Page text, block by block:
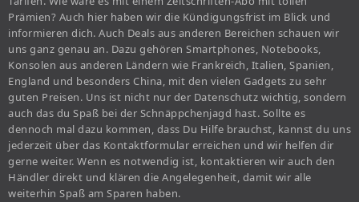
Prämien? Auch hier haben wir die Kündigungsfrist im Blick und
informieren dich. Auch Deals aus anderen Bereichen schauen wir
uns ganz genau an. Dazu gehören Smartphones, Notebooks,
Konsolen aus anderen Ländern wie Frankreich, Italien, Spanien,
England und besonders China, mit den vielen Gadgets zu sehr
guten Preisen. Uns ist nicht nur der Datenschutz wichtig, sondern
auch das du Spaß bei der Schnäppchenjagd hast. Sollte es
dennoch mal dazu kommen, dass Du Hilfe brauchst, kannst du uns
jederzeit über das Kontaktformular erreichen und wir helfen dir
gerne weiter. Wenn es notwendig ist, kontaktieren wir auch den
Händler direkt und klären die Angelegenheit, damit wir alle
weiterhin Spaß am Sparen haben.